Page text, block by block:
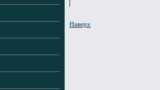
Наверх